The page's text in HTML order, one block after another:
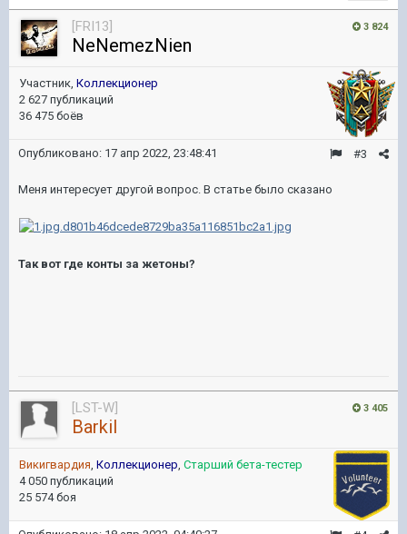
3 824
[FRI13]
NeNemezNien
Участник, Коллекционер
2 627 публикаций
36 475 боёв
#3
Опубликовано: 17 апр 2022, 23:48:41
Меня интересует другой вопрос. В статье было сказано
Так вот где конты за жетоны?
3 405
[LST-W]
Barkil
Викигвардия, Коллекционер, Старший бета-тестер
4 050 публикаций
25 574 боя